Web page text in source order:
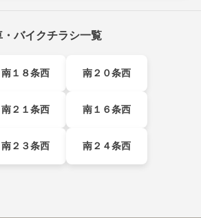
バイクチラシ一覧
南１８条西 南２０条西
南２１条西 南１６条西
南２３条西 南２４条西